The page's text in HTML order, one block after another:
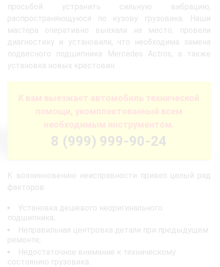
просьбой устранить сильную вибрацию,
распространяющуюся по кузову грузовика. Наши
мастера оперативно выехали на место, провели
диагностику и установили, что необходима замена
подвесного подшипника Mercedes Actros, а также
установка новых крестовин.
К вам выезжает автомобиль технической
помощи, укомплектованный всем
необходимым инструментом.
8 (999) 999-90-24
К возникновению неисправности привел целый ряд
факторов:
Установка дешевого неоригинального
подшипника;
Неправильная центровка детали при предыдущем
ремонте;
Недостаточное внимание к техническому
состоянию грузовика.